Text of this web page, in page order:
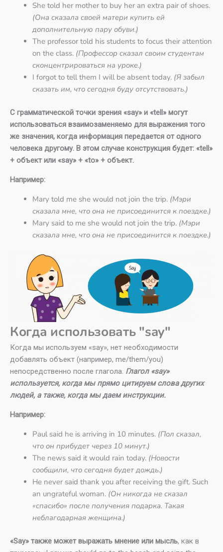
She told her mother to buy her an extra pair of shoes.
(Она сказала своей матери купить ей
дополнительную пару обуви.)
The professor told his students to focus their attention
on the class. (Профессор сказал своим студентам
сконцентрироваться на уроке.)
I forgot to tell them I will be absent today. (Я забыл
сказать им, что сегодня буду отсутствовать.)
С грамматической точки зрения «say» и «tell» могут
использоваться взаимозаменяемо для выражения того
же значения, когда информация передается от одного
человека другому. В этом случае конструкция будет: «tell»
+ объект или «say» + «to» + объект.
Например:
Mary told me she would not join the trip. (Мэри
сказала мне, что она не присоединится к поездке.)
Mary said to me she would not join the trip. (Мэри
сказала мне, что она не присоединится к поездке.)
Когда использовать "say"
Когда мы используем «say», нет необходимости
добавлять объект (например, me/them/you)
непосредственно после глагола. Глагол «say»
используется, когда мы прямо цитируем слова других
людей, а также, когда мы даем инструкции.
Например:
Paul said he is arriving in 10 minutes. (Пол сказал,
что он прибудет через 10 минут.)
The news said it would rain today. (Новости
сообщили, что сегодня будет дождь.)
He never said thank you after receiving the gift. Such
an ungrateful woman. (Он никогда не сказал
«спасибо» после получения подарка. Такая
неблагодарная женщина.)
«Say» также может выражать мнение или мысль, как в